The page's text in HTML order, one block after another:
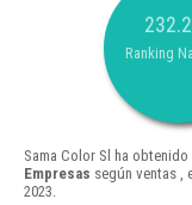
Ranking
Sama Color Sl ha
Empresas según ventas ,
2023.